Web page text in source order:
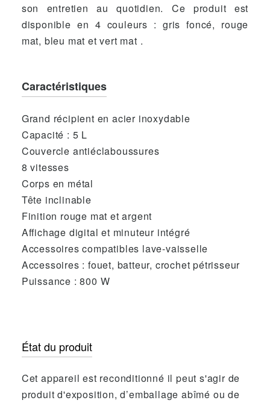
son entretien au quotidien. Ce produit est
disponible en 4 couleurs : gris foncé, rouge
mat, bleu mat et vert mat .
Caractéristiques
Grand récipient en acier inoxydable
Capacité : 5 L
Couvercle antiéclaboussures
8 vitesses
Corps en métal
Tête inclinable
Finition rouge mat et argent
Affichage digital et minuteur intégré
Accessoires compatibles lave-vaisselle
Accessoires : fouet, batteur, crochet pétrisseur
Puissance : 800 W
État du produit
Cet appareil est reconditionné il peut s'agir de
produit d'exposition, d’emballage abîmé ou de